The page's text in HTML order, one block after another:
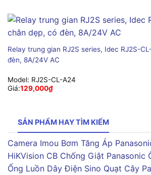
Relay trung gian RJ2S series, Idec RJ2S-
đèn, 8A/24V AC
Model: RJ2S-CL-A24
Giá:129,000₫
SẢN PHẨM HAY TÌM KIẾM
Camera Imou Bơm Tăng Áp
HiKVision CB Chống Giật Panasonic
Ống Luồn Dây Điện Sino Quạt Cây